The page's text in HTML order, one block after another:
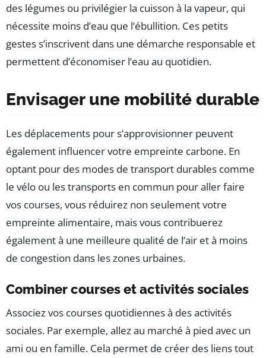
des légumes ou privilégier la cuisson à la vapeur, qui
nécessite moins d’eau que l’ébullition. Ces petits
gestes s’inscrivent dans une démarche responsable et
permettent d’économiser l’eau au quotidien.
Envisager une mobilité durable
Les déplacements pour s’approvisionner peuvent
également influencer votre empreinte carbone. En
optant pour des modes de transport durables comme
le vélo ou les transports en commun pour aller faire
vos courses, vous réduirez non seulement votre
empreinte alimentaire, mais vous contribuerez
également à une meilleure qualité de l’air et à moins
de congestion dans les zones urbaines.
Combiner courses et activités sociales
Associez vos courses quotidiennes à des activités
sociales. Par exemple, allez au marché à pied avec un
ami ou en famille. Cela permet de créer des liens tout